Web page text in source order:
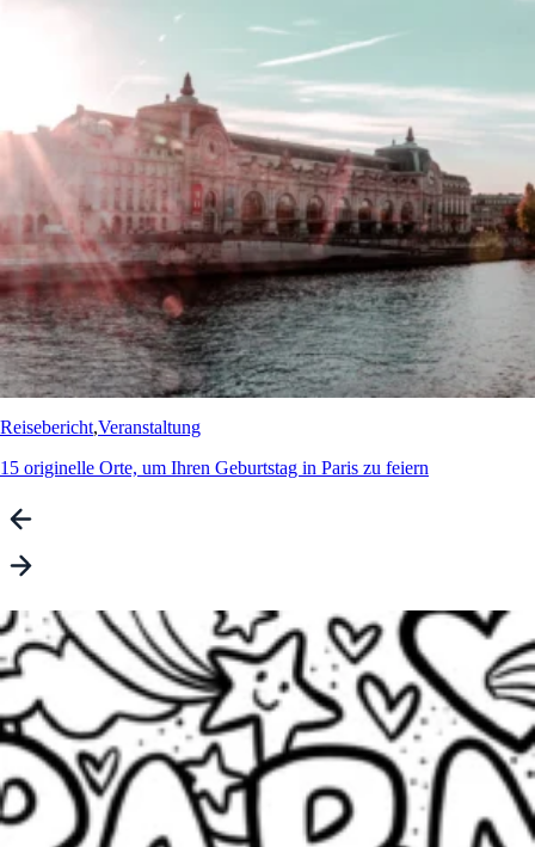
Reisebericht,Veranstaltung
15 originelle Orte, um Ihren Geburtstag in Paris zu feiern